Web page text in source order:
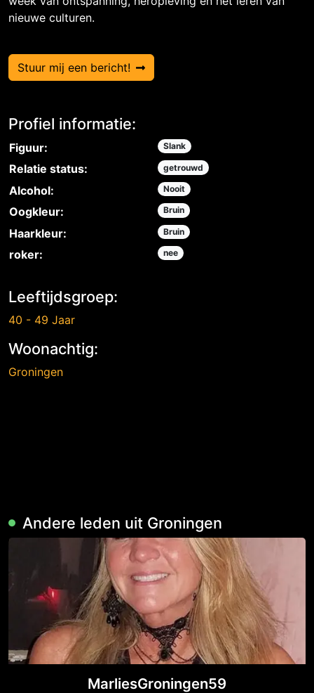
nieuwe culturen.
Stuur mij een bericht!
Profiel informatie:
Figuur: Slank
Relatie status: getrouwd
Alcohol: Nooit
Oogkleur: Bruin
Haarkleur: Bruin
roker: nee
Leeftijdsgroep:
40 - 49 Jaar
Woonachtig:
Groningen
Andere leden uit Groningen
MarliesGroningen59